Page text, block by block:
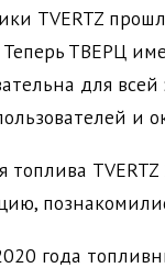
TVERTZ
ТВЕРЦ
для
и
топлива
года